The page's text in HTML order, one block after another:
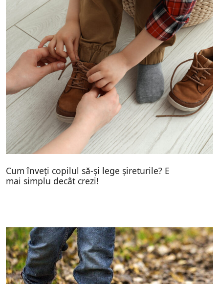
Cum înveți copilul să-și lege șireturile? E
mai simplu decât crezi!